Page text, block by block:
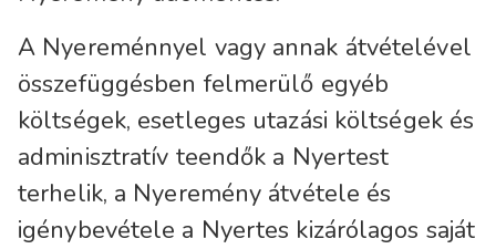
A Nyereménnyel vagy annak átvételével
összefüggésben felmerülő egyéb
költségek, esetleges utazási költségek és
adminisztratív teendők a Nyertest
terhelik, a Nyeremény átvétele és
igénybevétele a Nyertes kizárólagos saját